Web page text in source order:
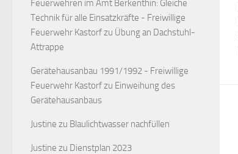
Feuerwehren im Amt Berkenthin: Gleiche
Technik für alle Einsatzkräfte - Freiwillige
Feuerwehr Kastorfzu Übung an Dachstuhl-
Attrappe
Gerätehausanbau 1991/1992 - Freiwillige
Feuerwehr Kastorfzu Einweihung des
Gerätehausanbaus
Justine zu Blaulichtwasser nachfüllen
Justine zu Dienstplan 2023